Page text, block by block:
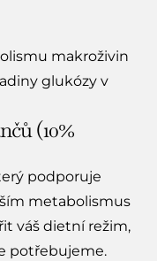
makroživin
glukózy v
(10%
podporuje
metabolismus
váš dietní režim,
potřebujeme.